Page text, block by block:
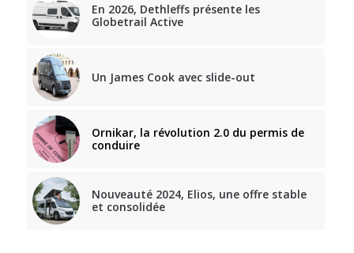
En 2026, Dethleffs présente les
Globetrail Active
Un James Cook avec slide-out
Ornikar, la révolution 2.0 du permis de
conduire
Nouveauté 2024, Elios, une offre stable
et consolidée